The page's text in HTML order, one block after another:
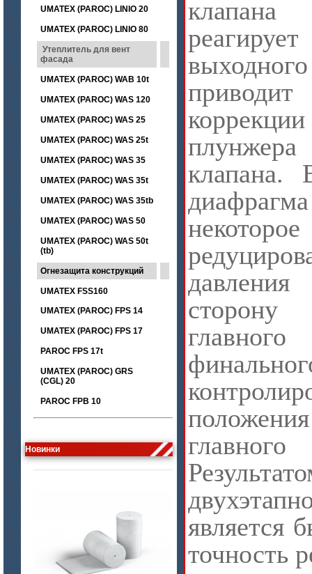
UMATEX (PAROC) LINIO 20
UMATEX (PAROC) LINIO 80
Утеплитель для вент
фасада
UMATEX (PAROC) WAB 10t
UMATEX (PAROC) WAS 120
UMATEX (PAROC) WAS 25
UMATEX (PAROC) WAS 25t
UMATEX (PAROC) WAS 35
UMATEX (PAROC) WAS 35t
UMATEX (PAROC) WAS 35tb
UMATEX (PAROC) WAS 50
UMATEX (PAROC) WAS 50t
(tb)
Огнезащита конструкций
UMATEX FSS160
UMATEX (PAROC) FPS 14
UMATEX (PAROC) FPS 17
PAROC FPS 17t
UMATEX (PAROC) GRS
(CGL) 20
PAROC FPB 10
Новинки
цена по запросу
клапана
является
точность